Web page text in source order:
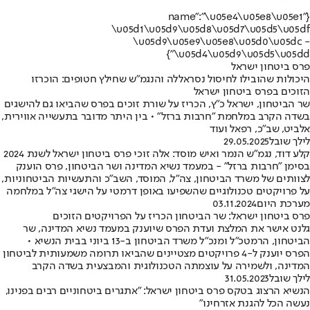
{"name":"\u05e4\u05e8\u05e1
\u05d1\u05d9\u05d8\u05d7\u05d5\u05df
\u05d9\u05e9\u05e8\u05d0\u05dc -
\u05d4\u05d9\u05d5\u05dd"}
פרס ביטחון ישראל
היכולות שהובילו לחיסול נסראללה והנגמ"ש שחילץ חטופים: הוכרזו
הזוכים בפרס ביטחון ישראל
שר הביטחון, ישראל כ"ץ, הכריז על שורת זוכים בפרס שהביאו גם להישגים
בשדה הקרב במלחמת "חרבות ברזל" • בין היתר מדובר בתעשייה אווירית,
אלביט, שב"כ, רפאל ועוד
לילך שובל29.05.2025
קלע דוד, נגמ"ש הנמר ואיש מוסד: אלה זוכי פרס ביטחון ישראל לשנת 2024
בסימן "חרבות ברזל" - במעמד נשיא המדינה ושר הביטחון, פרס הוענק
לצוותים של משרד הביטחון, צה"ל, המוסד, השב"כ והתעשיות הביטחוניות,
על פרויקטים טכנולוגיים שהשפיעו באופן דרמטי על הישגי צה"ל במלחמה
מערכת היום03.11.2024
פרס ביטחון ישראל: שר הביטחון הכריז על הפרויקטים הזוכים
גלנט אישר את המלצת ועדת הפרס שיוענק במעמד נשיא המדינה, שר
הביטחון, הרמטכ"ל ומנכ"ל משרד הביטחון ב-13 ביוני בבית הנשיא •
הפרס יוענק ל-4 פרויקטים מצטיינים שהביאו תרומה משמעותית לביטחון
המדינה, ולשמירה על עוצמתה הטכנולוגית והמבצעית בשדה הקרב
לילך שובל31.05.2023
הנשיא הרצוג בטקס פרס ביטחון ישראל: "אתגרים ביטחוניים רבים בפנינו,
נעשה הכל להגנת אזרחינו"